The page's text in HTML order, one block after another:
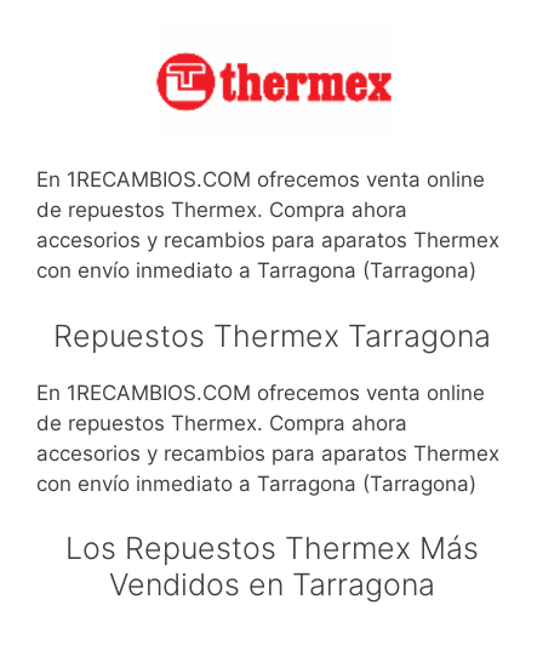
En 1RECAMBIOS.COM ofrecemos venta online
de repuestos Thermex. Compra ahora
accesorios y recambios para aparatos Thermex
con envío inmediato a Tarragona (Tarragona)
Repuestos Thermex Tarragona
En 1RECAMBIOS.COM ofrecemos venta online
de repuestos Thermex. Compra ahora
accesorios y recambios para aparatos Thermex
con envío inmediato a Tarragona (Tarragona)
Los Repuestos Thermex Más
Vendidos en Tarragona